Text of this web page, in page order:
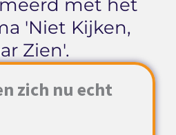
met het
'Niet Kijken,
Zien'.
zich nu echt